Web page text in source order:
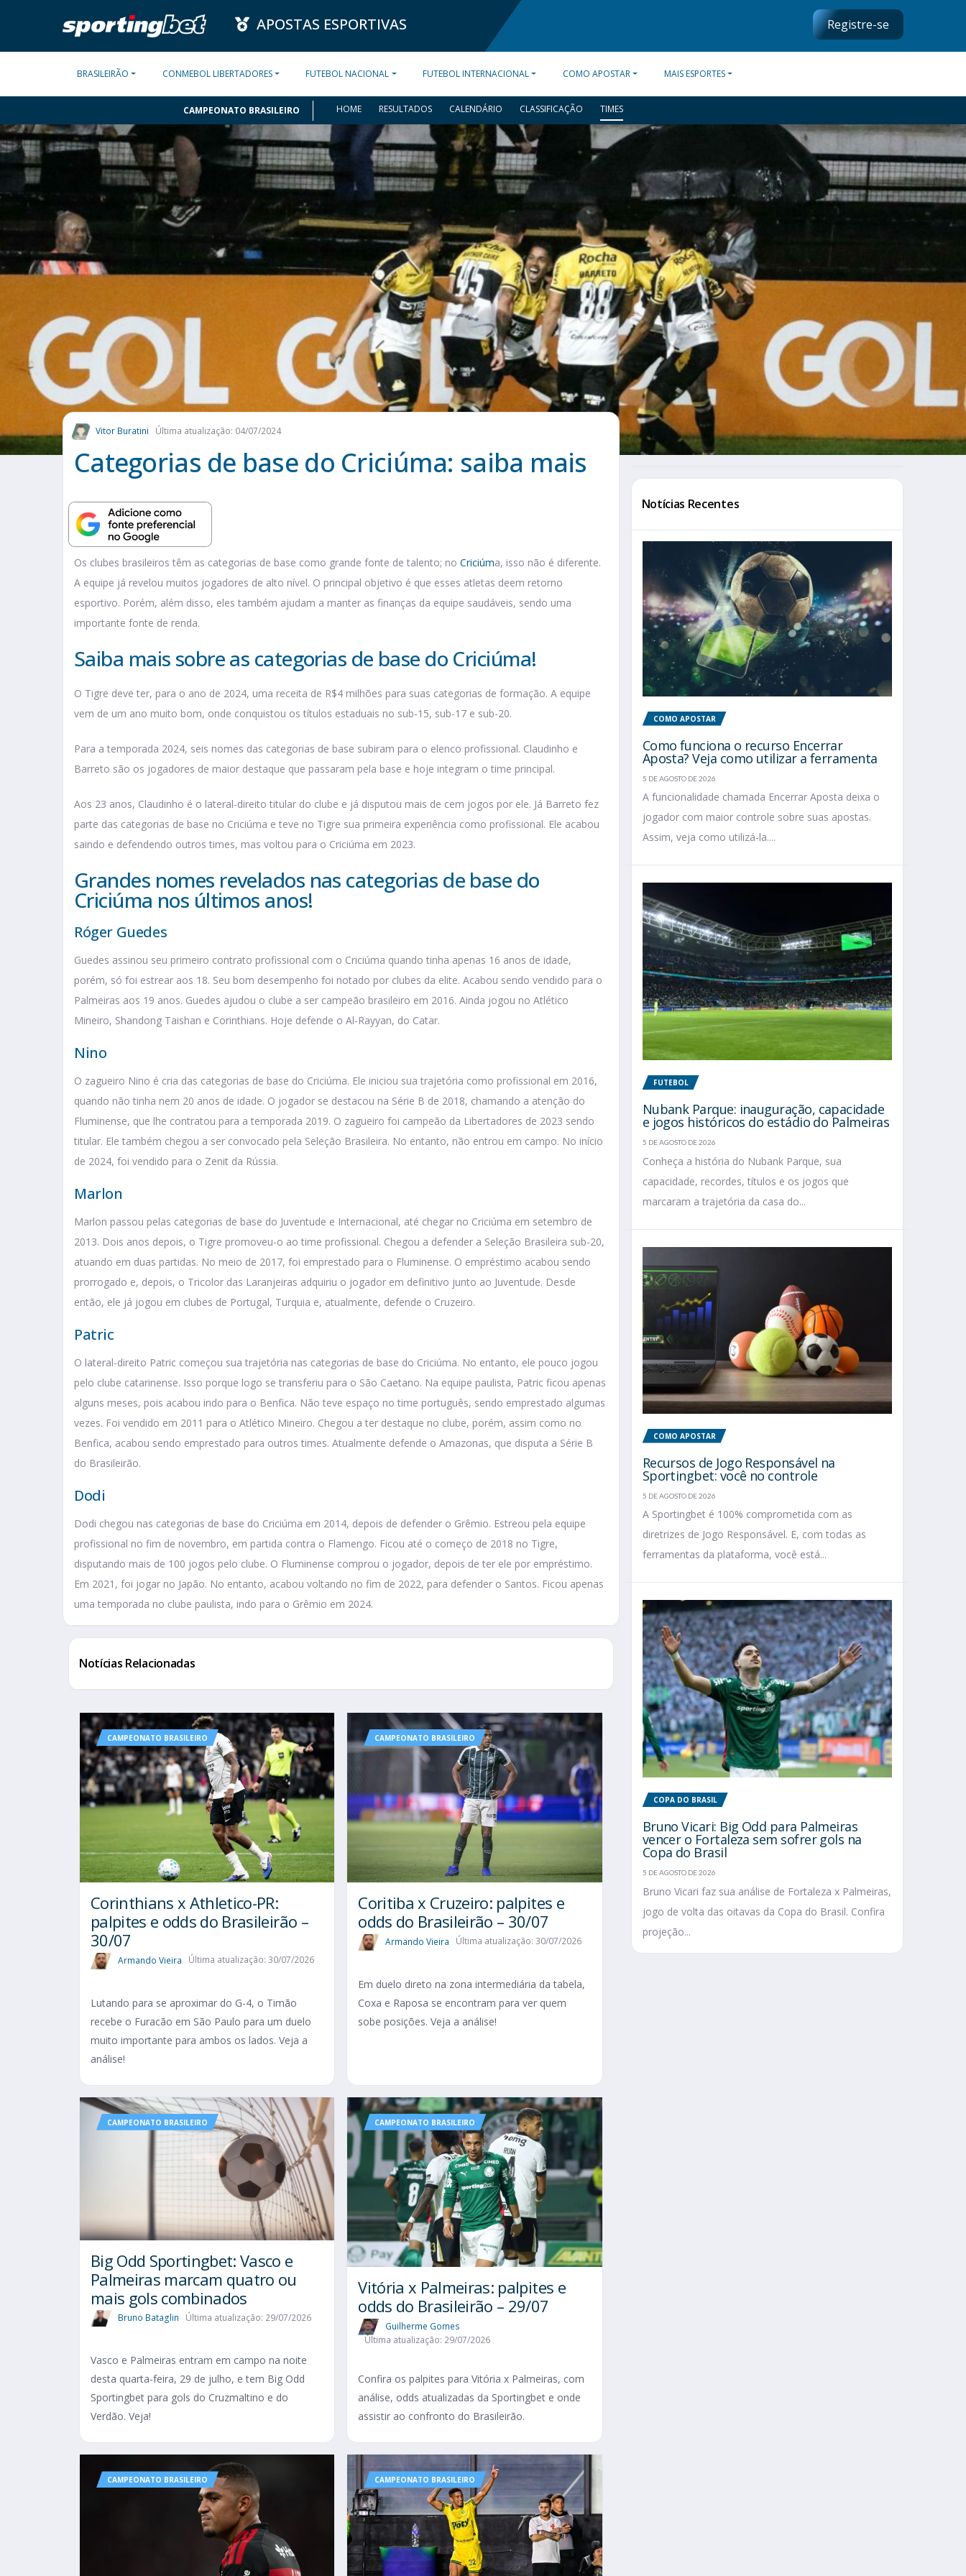
APOSTAS ESPORTIVAS Registre-se
BRASILEIRÃO CONMEBOL LIBERTADORES FUTEBOL NACIONAL FUTEBOL INTERNACIONAL COMO APOSTAR MAIS ESPORTES
CAMPEONATO BRASILEIRO HOME RESULTADOS CALENDÁRIO CLASSIFICAÇÃO TIMES
Vitor Buratini Última atualização: 04/07/2024
Categorias de base do Criciúma: saiba mais
Os clubes brasileiros têm as categorias de base como grande fonte de talento; no Criciúma, isso não é diferente.
A equipe já revelou muitos jogadores de alto nível. O principal objetivo é que esses atletas deem retorno
esportivo. Porém, além disso, eles também ajudam a manter as finanças da equipe saudáveis, sendo uma
importante fonte de renda.
Saiba mais sobre as categorias de base do Criciúma!
O Tigre deve ter, para o ano de 2024, uma receita de R$4 milhões para suas categorias de formação. A equipe
vem de um ano muito bom, onde conquistou os títulos estaduais no sub-15, sub-17 e sub-20.
Para a temporada 2024, seis nomes das categorias de base subiram para o elenco profissional. Claudinho e
Barreto são os jogadores de maior destaque que passaram pela base e hoje integram o time principal.
Aos 23 anos, Claudinho é o lateral-direito titular do clube e já disputou mais de cem jogos por ele. Já Barreto fez
parte das categorias de base no Criciúma e teve no Tigre sua primeira experiência como profissional. Ele acabou
saindo e defendendo outros times, mas voltou para o Criciúma em 2023.
Grandes nomes revelados nas categorias de base do
Criciúma nos últimos anos!
Róger Guedes
Guedes assinou seu primeiro contrato profissional com o Criciúma quando tinha apenas 16 anos de idade,
porém, só foi estrear aos 18. Seu bom desempenho foi notado por clubes da elite. Acabou sendo vendido para o
Palmeiras aos 19 anos. Guedes ajudou o clube a ser campeão brasileiro em 2016. Ainda jogou no Atlético
Mineiro, Shandong Taishan e Corinthians. Hoje defende o Al-Rayyan, do Catar.
Nino
O zagueiro Nino é cria das categorias de base do Criciúma. Ele iniciou sua trajetória como profissional em 2016,
quando não tinha nem 20 anos de idade. O jogador se destacou na Série B de 2018, chamando a atenção do
Fluminense, que lhe contratou para a temporada 2019. O zagueiro foi campeão da Libertadores de 2023 sendo
titular. Ele também chegou a ser convocado pela Seleção Brasileira. No entanto, não entrou em campo. No início
de 2024, foi vendido para o Zenit da Rússia.
Marlon
Marlon passou pelas categorias de base do Juventude e Internacional, até chegar no Criciúma em setembro de
2013. Dois anos depois, o Tigre promoveu-o ao time profissional. Chegou a defender a Seleção Brasileira sub-20,
atuando em duas partidas. No meio de 2017, foi emprestado para o Fluminense. O empréstimo acabou sendo
prorrogado e, depois, o Tricolor das Laranjeiras adquiriu o jogador em definitivo junto ao Juventude. Desde
então, ele já jogou em clubes de Portugal, Turquia e, atualmente, defende o Cruzeiro.
Patric
O lateral-direito Patric começou sua trajetória nas categorias de base do Criciúma. No entanto, ele pouco jogou
pelo clube catarinense. Isso porque logo se transferiu para o São Caetano. Na equipe paulista, Patric ficou apenas
alguns meses, pois acabou indo para o Benfica. Não teve espaço no time português, sendo emprestado algumas
vezes. Foi vendido em 2011 para o Atlético Mineiro. Chegou a ter destaque no clube, porém, assim como no
Benfica, acabou sendo emprestado para outros times. Atualmente defende o Amazonas, que disputa a Série B
do Brasileirão.
Dodi
Dodi chegou nas categorias de base do Criciúma em 2014, depois de defender o Grêmio. Estreou pela equipe
profissional no fim de novembro, em partida contra o Flamengo. Ficou até o começo de 2018 no Tigre,
disputando mais de 100 jogos pelo clube. O Fluminense comprou o jogador, depois de ter ele por empréstimo.
Em 2021, foi jogar no Japão. No entanto, acabou voltando no fim de 2022, para defender o Santos. Ficou apenas
uma temporada no clube paulista, indo para o Grêmio em 2024.
Notícias Relacionadas
CAMPEONATO BRASILEIRO
Corinthians x Athletico-PR:
palpites e odds do Brasileirão –
30/07
Armando Vieira Última atualização: 30/07/2026
Lutando para se aproximar do G-4, o Timão
recebe o Furacão em São Paulo para um duelo
muito importante para ambos os lados. Veja a
análise!
CAMPEONATO BRASILEIRO
Coritiba x Cruzeiro: palpites e
odds do Brasileirão – 30/07
Armando Vieira Última atualização: 30/07/2026
Em duelo direto na zona intermediária da tabela,
Coxa e Raposa se encontram para ver quem
sobe posições. Veja a análise!
CAMPEONATO BRASILEIRO
Big Odd Sportingbet: Vasco e
Palmeiras marcam quatro ou
mais gols combinados
Bruno Bataglin Última atualização: 29/07/2026
Vasco e Palmeiras entram em campo na noite
desta quarta-feira, 29 de julho, e tem Big Odd
Sportingbet para gols do Cruzmaltino e do
Verdão. Veja!
CAMPEONATO BRASILEIRO
Vitória x Palmeiras: palpites e
odds do Brasileirão – 29/07
Guilherme Gomes
Última atualização: 29/07/2026
Confira os palpites para Vitória x Palmeiras, com
análise, odds atualizadas da Sportingbet e onde
assistir ao confronto do Brasileirão.
CAMPEONATO BRASILEIRO CAMPEONATO BRASILEIRO
Notícias Recentes
COMO APOSTAR
Como funciona o recurso Encerrar
Aposta? Veja como utilizar a ferramenta
5 DE AGOSTO DE 2026
A funcionalidade chamada Encerrar Aposta deixa o
jogador com maior controle sobre suas apostas.
Assim, veja como utilizá-la....
FUTEBOL
Nubank Parque: inauguração, capacidade
e jogos históricos do estádio do Palmeiras
5 DE AGOSTO DE 2026
Conheça a história do Nubank Parque, sua
capacidade, recordes, títulos e os jogos que
marcaram a trajetória da casa do...
COMO APOSTAR
Recursos de Jogo Responsável na
Sportingbet: você no controle
5 DE AGOSTO DE 2026
A Sportingbet é 100% comprometida com as
diretrizes de Jogo Responsável. E, com todas as
ferramentas da plataforma, você está...
COPA DO BRASIL
Bruno Vicari: Big Odd para Palmeiras
vencer o Fortaleza sem sofrer gols na
Copa do Brasil
5 DE AGOSTO DE 2026
Bruno Vicari faz sua análise de Fortaleza x Palmeiras,
jogo de volta das oitavas da Copa do Brasil. Confira
projeção...